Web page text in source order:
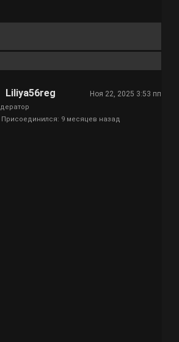
Liliya56reg Ноя 22, 2025 3:53 пп
Присоединился: 9 месяцев назад